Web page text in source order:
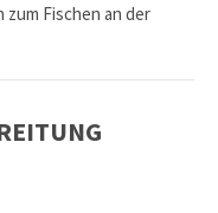
Fischen an der